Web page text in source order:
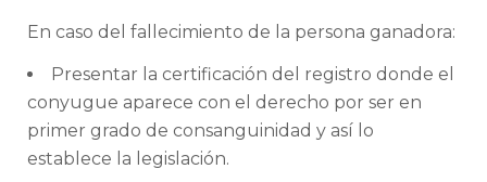
En caso del fallecimiento de la persona ganadora:
Presentar la certificación del registro donde el
conyugue aparece con el derecho por ser en
primer grado de consanguinidad y así lo
establece la legislación.